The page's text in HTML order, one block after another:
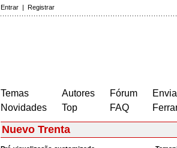
Entrar | Registrar
Temas
Novidades
Autores
Top
Fórum
FAQ
Nuevo Trenta